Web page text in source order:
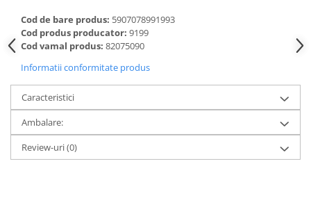
Discuri lamelare cu smirghel
Discuri pentru ferastrau circular
Discuri pentru slefuire gleturi
Discuri pentru taiere si polizare
metal
Discuri smirghel cu velcro
Taiere umeda si uscata
Distantieri nivelare si fixare
Cod de bare produs: 5907078991993
Cod produs producator: 9199
Cod vamal produs: 82075090
Informatii conformitate produs
Caracteristici
Ambalare:
Review-uri(0)